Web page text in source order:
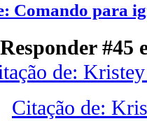
Comando para
Responder #45
de:
Citação de: